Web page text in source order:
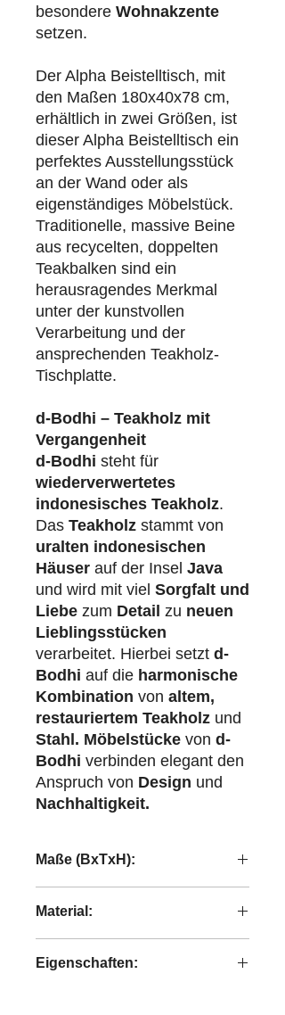
besondere Wohnakzente
setzen.
Der Alpha Beistelltisch, mit
den Maßen 180x40x78 cm,
erhältlich in zwei Größen, ist
dieser Alpha Beistelltisch ein
perfektes Ausstellungsstück
an der Wand oder als
eigenständiges Möbelstück.
Traditionelle, massive Beine
aus recycelten, doppelten
Teakbalken sind ein
herausragendes Merkmal
unter der kunstvollen
Verarbeitung und der
ansprechenden Teakholz-
Tischplatte.
d-Bodhi – Teakholz mit
Vergangenheit
d-Bodhi steht für
wiederverwertetes
indonesisches Teakholz.
Das Teakholz stammt von
uralten indonesischen
Häuser auf der Insel Java
und wird mit viel Sorgfalt und
Liebe zum Detail zu neuen
Lieblingsstücken
verarbeitet. Hierbei setzt d-
Bodhi auf die harmonische
Kombination von altem,
restauriertem Teakholz und
Stahl. Möbelstücke von d-
Bodhi verbinden elegant den
Anspruch von Design und
Nachhaltigkeit.
Maße (BxTxH):
Material:
Eigenschaften: